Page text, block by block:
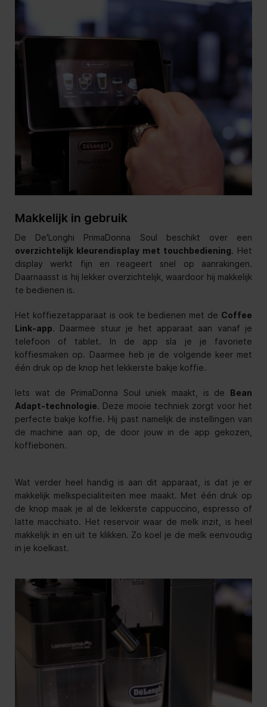
Makkelijk in gebruik
De De'Longhi PrimaDonna Soul beschikt over een
overzichtelijk kleurendisplay met touchbediening. Het
display werkt fijn en reageert snel op aanrakingen.
Daarnaasst is hij lekker overzichtelijk, waardoor hij makkelijk
te bedienen is.
Het koffiezetapparaat is ook te bedienen met de Coffee
Link-app. Daarmee stuur je het apparaat aan vanaf je
telefoon of tablet. In de app sla je je favoriete
koffiesmaken op. Daarmee heb je de volgende keer met
één druk op de knop het lekkerste bakje koffie.
Iets wat de PrimaDonna Soul uniek maakt, is de Bean
Adapt-technologie. Deze mooie techniek zorgt voor het
perfecte bakje koffie. Hij past namelijk de instellingen van
de machine aan op, de door jouw in de app gekozen,
koffiebonen.
Wat verder heel handig is aan dit apparaat, is dat je er
makkelijk melkspecialiteiten mee maakt. Met één druk op
de knop maak je al de lekkerste cappuccino, espresso of
latte macchiato. Het reservoir waar de melk inzit, is heel
makkelijk in en uit te klikken. Zo koel je de melk eenvoudig
in je koelkast.